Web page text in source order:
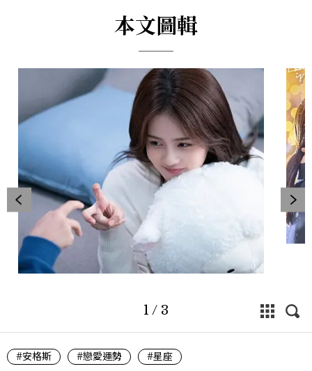
本文圖輯
1 / 3
#安格斯 #戀愛運勢 #星座